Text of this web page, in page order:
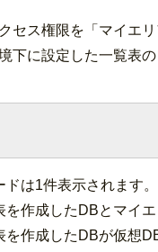
セス権限を「マイエ
下に設定した一覧表
ドは1件表示されます。
を作成したDBとマイ
を作成したDBが仮想